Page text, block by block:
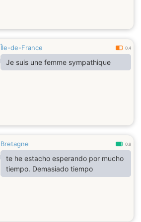
Île-de-France 0.4
Je suis une femme sympathique
Bretagne 0.8
te he estacho esperando por mucho
tiempo. Demasiado tiempo